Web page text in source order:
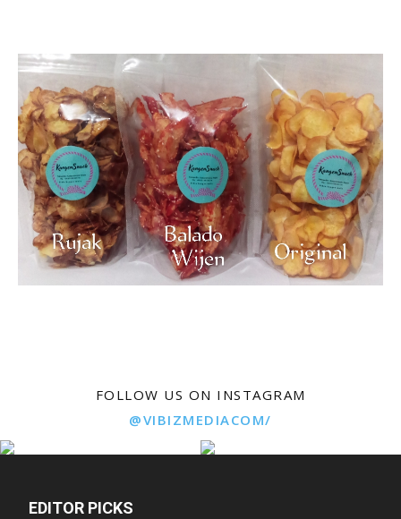
FOLLOW US ON INSTAGRAM
@VIBIZMEDIACOM/
EDITOR PICKS